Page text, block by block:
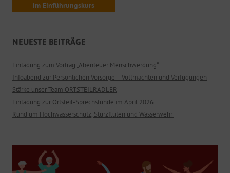
im Einführungskurs
NEUESTE BEITRÄGE
Einladung zum Vortrag „Abenteuer Menschwerdung“
Infoabend zur Persönlichen Vorsorge – Vollmachten und Verfügungen
Stärke unser Team ORTSTEILRADLER
Einladung zur Ortsteil-Sprechstunde im April 2026
Rund um Hochwasserschutz, Sturzfluten und Wasserwehr